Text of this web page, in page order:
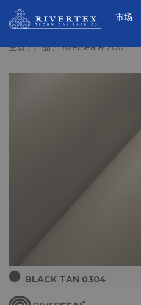
主页 产品 Riverseal® 2001
BLACK TAN 0304
Rivertex技术面料集团 市场